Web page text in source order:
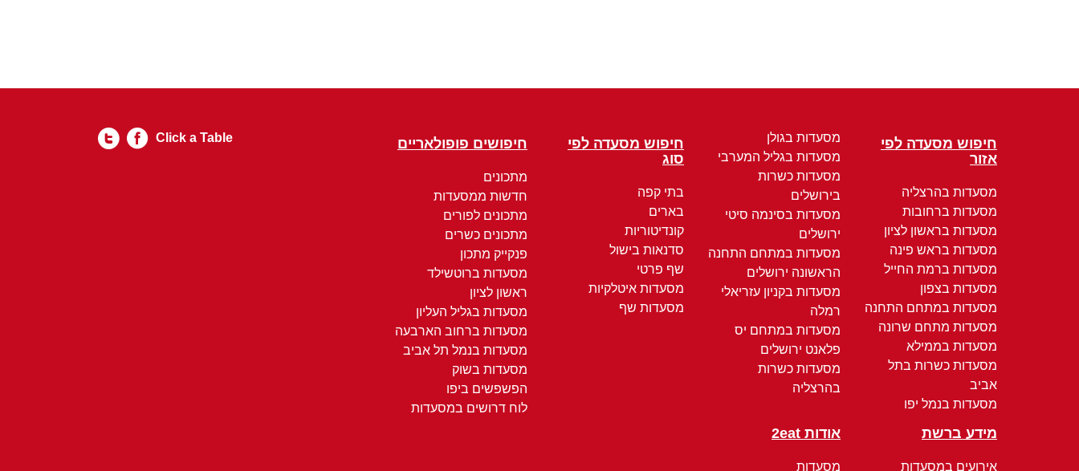
חיפוש מסעדה לפי
אזור
מסעדות בהרצליה
מסעדות ברחובות
מסעדות בראשון לציון
מסעדות בראש פינה
מסעדות ברמת החייל
מסעדות בצפון
מסעדות במתחם התחנה
מסעדות מתחם שרונה
מסעדות בממילא
מסעדות כשרות בתל
אביב
מסעדות בנמל יפו
מסעדות בגולן
מסעדות בגליל המערבי
מסעדות כשרות
בירושלים
מסעדות בסינמה סיטי
ירושלים
מסעדות במתחם התחנה
הראשונה ירושלים
מסעדות בקניון עזריאלי
רמלה
מסעדות במתחם יס
פלאנט ירושלים
מסעדות כשרות
בהרצליה
חיפוש מסעדה לפי
סוג
בתי קפה
בארים
קונדיטוריות
סדנאות בישול
שף פרטי
מסעדות איטלקיות
מסעדות שף
חיפושים פופולאריים
מתכונים
חדשות ממסעדות
מתכונים לפורים
מתכונים כשרים
פנקייק מתכון
מסעדות ברוטשילד
ראשון לציון
מסעדות בגליל העליון
מסעדות ברחוב הארבעה
מסעדות בנמל תל אביב
מסעדות בשוק
הפשפשים ביפו
לוח דרושים במסעדות
מידע ברשת
אירועים במסעדות
אודות 2eat
מסעדות
Click a Table